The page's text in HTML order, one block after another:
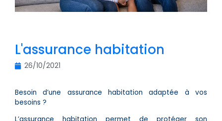
L'assurance habitation
26/10/2021
Besoin d’une assurance habitation adaptée à vos
besoins ?